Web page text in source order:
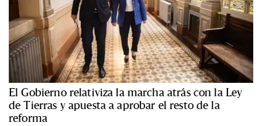
El Gobierno relativiza la marcha atrás con la Ley
de Tierras y apuesta a aprobar el resto de la
reforma